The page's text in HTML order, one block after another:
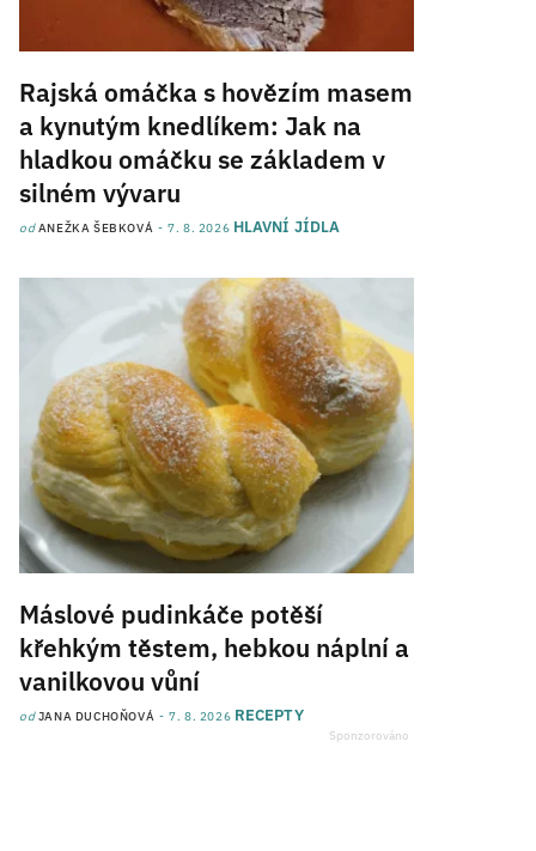
Rajská omáčka s hovězím masem
a kynutým knedlíkem: Jak na
hladkou omáčku se základem v
silném vývaru
odANEŽKA ŠEBKOVÁ 7. 8. 2026 HLAVNÍ JÍDLA
Máslové pudinkáče potěší
křehkým těstem, hebkou náplní a
vanilkovou vůní
odJANA DUCHOŇOVÁ 7. 8. 2026 RECEPTY